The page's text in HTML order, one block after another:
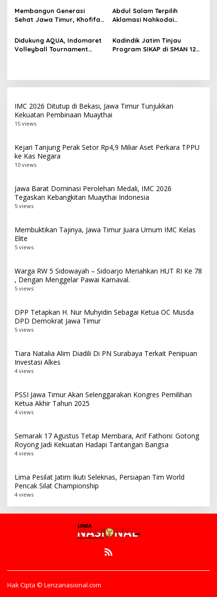
TPA Benowo
Bojonegoro Budayakan
Hidup Sehat Lewat Senam
Membangun Generasi
Sehat Jawa Timur, Khofifah
Bersama Kadindik Aries
Agung Paewai
Abdul Salam Terpilih
Aklamasi Nahkodai
2026-2031
Didukung AQUA, Indomaret
Volleyball Tournament
Kadindik Jatim Tinjau
Program SIKAP di SMAN 12
IMC 2026 Ditutup di Bekasi, Jawa Timur Tunjukkan
Kekuatan Pembinaan Muaythai
15 views
Kejari Tanjung Perak Setor Rp4,9 Miliar Aset Perkara TPPU
ke Kas Negara
10 views
Jawa Barat Dominasi Perolehan Medali, IMC 2026
Tegaskan Kebangkitan Muaythai Indonesia
5 views
Membuktikan Tajinya, Jawa Timur Juara Umum IMC Kelas
Elite
5 views
Warga RW 5 Sidowayah – Sidoarjo Meriahkan HUT RI Ke 78
, Dengan Menggelar Pawai Karnaval.
5 views
DPP Tetapkan H. Nur Muhyidin Sebagai Ketua OC Musda
DPD Demokrat Jawa Timur
5 views
Tiara Natalia Alim Diadili Di PN Surabaya Terkait Penipuan
Investasi Alkes
4 views
PSSI Jawa Timur Akan Selenggarakan Kongres Pemilihan
Ketua Akhir Tahun 2025
4 views
Semarak 17 Agustus Tetap Membara, Arif Fathoni: Gotong
Royong Jadi Kekuatan Hadapi Tantangan Bangsa
4 views
Lima Pesilat Jatim Ikuti Seleknas, Persiapan Tim World
Pencak Silat Championship
4 views
Hak Cipta © Lenzanasional.com